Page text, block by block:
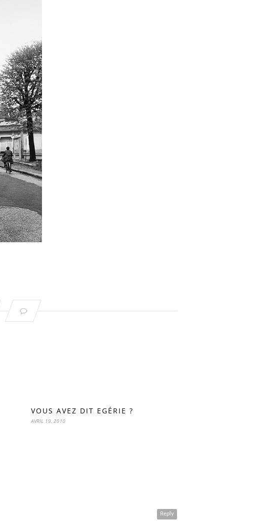
VOUS AVEZ DIT EGÉRIE ?
AVRIL 19, 2010
Reply